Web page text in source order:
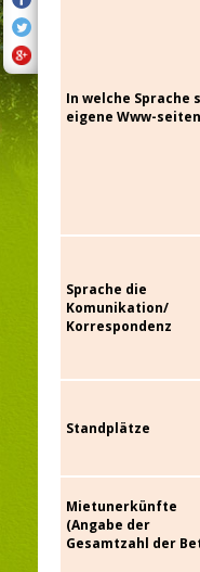
In welche Sprache
eigene Www-seiten
Sprache die
Komunikation/
Korrespondenz
Standplätze
Mietunerkünfte
(Angabe der
Gesamtzahl der